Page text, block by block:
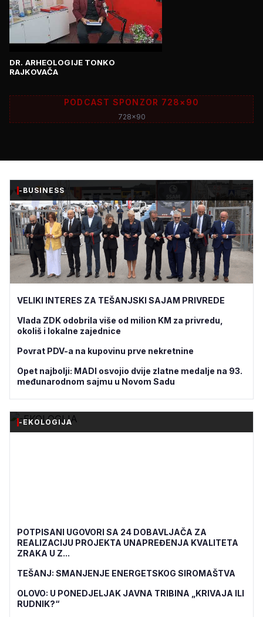
DR. ARHEOLOGIJE TONKO
RAJKOVAČA
PODCAST SPONZOR 728×90
728x90
-BUSINESS
VELIKI INTERES ZA TEŠANJSKI SAJAM PRIVREDE
Vlada ZDK odobrila više od milion KM za privredu,
okoliš i lokalne zajednice
Povrat PDV-a na kupovinu prve nekretnine
Opet najbolji: MADI osvojio dvije zlatne medalje na 93.
međunarodnom sajmu u Novom Sadu
-EKOLOGIJA
POTPISANI UGOVORI SA 24 DOBAVLJAČA ZA
REALIZACIJU PROJEKTA UNAPREĐENJA KVALITETA
ZRAKA U Z...
TEŠANJ: SMANJENJE ENERGETSKOG SIROMAŠTVA
OLOVO: U PONEDJELJAK JAVNA TRIBINA „KRIVAJA ILI
RUDNIK?“